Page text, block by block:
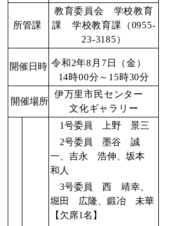
所管課
教育委員会 学校教育
課 学校教育課（0955-
23-3185）
開催日時 令和2年8月7日（金）
14時00分～15時30分
開催場所
伊万里市民センター
文化ギャラリー
1号委員 上野 景三
2号委員 墨谷 誠
一、吉永 浩伸、坂本
和人
3号委員 西 靖幸、
堀田 広隆、鍛冶 未華
【欠席1名】